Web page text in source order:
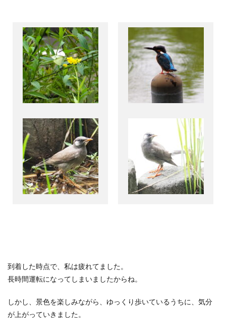
到着した時点で、私は疲れてました。
長時間運転になってしまいましたからね。
しかし、景色を楽しみながら、ゆっくり歩いているうちに、気分
が上がっていきました。